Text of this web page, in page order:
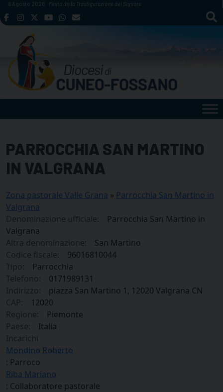
Skip
to
6 Agosto 2026 Festa della Trasfigurazione del Signore
PARROCCHIA SAN MARTINO
IN VALGRANA
Zona pastorale Valle Grana » Parrocchia San Martino in
Valgrana
Denominazione ufficiale:
Parrocchia San Martino in
Valgrana
Altra denominazione:
San Martino
Codice fiscale:
96016810044
Tipo:
Parrocchia
Telefono:
0171989131
Indirizzo:
piazza San Martino 1, 12020 Valgrana CN
CAP:
12020
Regione:
Piemonte
Paese:
Italia
Incarichi
Mondino Roberto
: Parroco
Riba Mariano
: Collaboratore pastorale